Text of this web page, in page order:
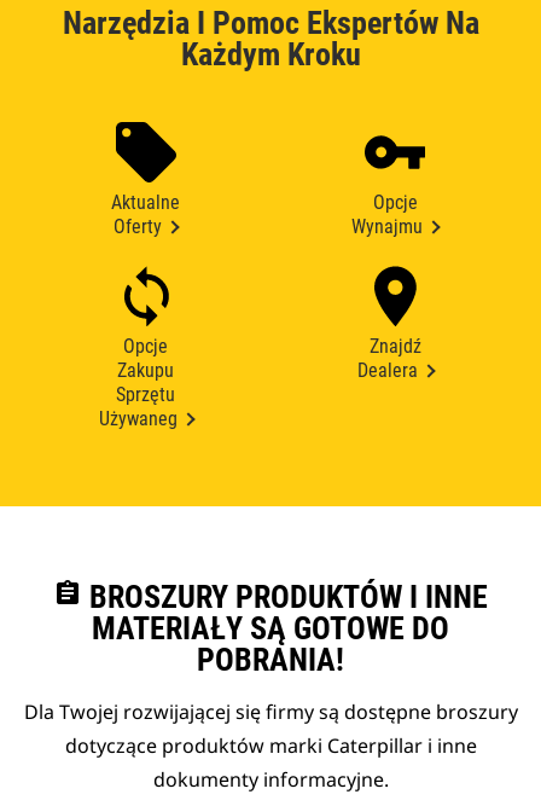
Narzędzia I Pomoc Ekspertów Na
Każdym Kroku
Aktualne
Oferty
Opcje
Wynajmu
Opcje
Zakupu
Sprzętu
Używaneg
Znajdź
Dealera
assignment BROSZURY PRODUKTÓW I INNE
MATERIAŁY SĄ GOTOWE DO
POBRANIA!
Dla Twojej rozwijającej się firmy są dostępne broszury
dotyczące produktów marki Caterpillar i inne
dokumenty informacyjne.